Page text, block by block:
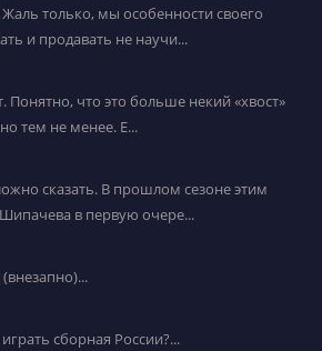
только, мы особенности своего
и продавать не научи...
Понятно, что это больше некий «хвост»
тем не менее. Е...
сказать. В прошлом сезоне этим
в первую очере...
сборная России?...